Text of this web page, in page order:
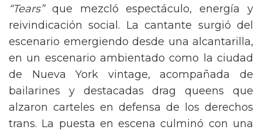
“Tears”que mezcló espectáculo, energía y
reivindicación social. La cantante surgió del
escenario emergiendo desde una alcantarilla,
en un escenario ambientado como la ciudad
de Nueva York vintage, acompañada de
bailarines y destacadas drag queens que
alzaron carteles en defensa de los derechos
trans. La puesta en escena culminó con una